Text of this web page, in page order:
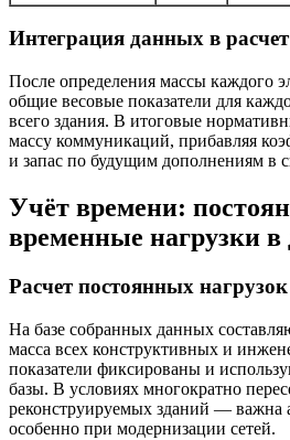
Интеграция данных в
После определения массы каждого
общие весовые показатели для
всего здания. В итоговые
массу коммуникаций, прибавляя
и запас по будущим дополнениям в
Учёт времени:
временные нагрузки в
Расчет постоянных нагрузок
На базе собранных данных
масса всех конструктивных и
показатели фиксированы и
базы. В условиях многократно
реконструируемых зданий — важна
особенно при модернизации сетей.